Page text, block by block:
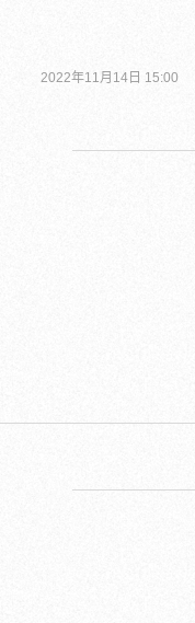
2022年11月14日 15:00